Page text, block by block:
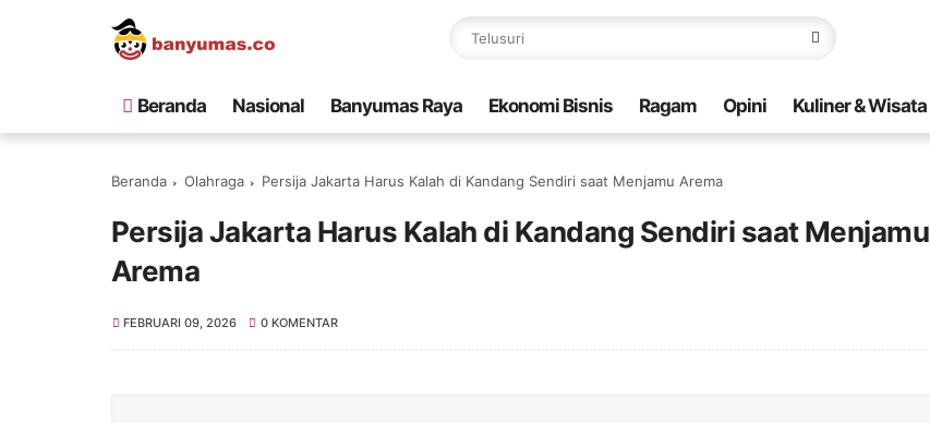
Beranda Nasional Banyumas Raya Ekonomi Bisnis Ragam Opini Kuliner & Wisata
Beranda Olahraga Persija Jakarta Harus Kalah di Kandang Sendiri saat Menjamu Arema
Persija Jakarta Harus Kalah di Kandang Sendiri saat Menjamu
Arema
FEBRUARI 09, 2026 0 KOMENTAR